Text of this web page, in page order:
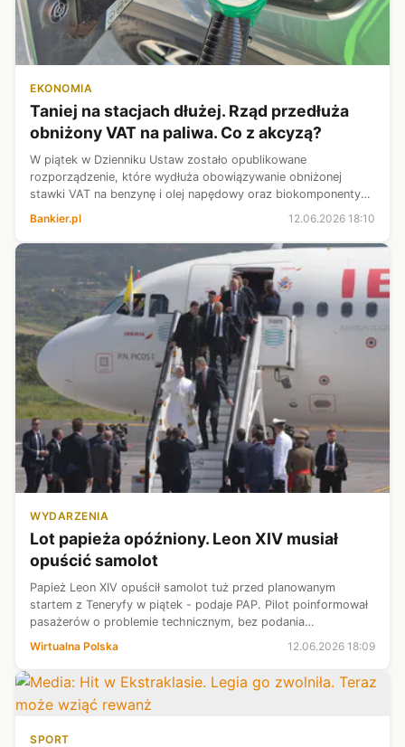
EKONOMIA
Taniej na stacjach dłużej. Rząd przedłuża
obniżony VAT na paliwa. Co z akcyzą?
W piątek w Dzienniku Ustaw zostało opublikowane
rozporządzenie, które wydłuża obowiązywanie obniżonej
stawki VAT na benzynę i olej napędowy oraz biokomponenty
do końca czerwca. Rozporządzenie wydłuża także stosowanie
ceny maksymalnej na stacjach.
Bankier.pl 12.06.2026 18:10
WYDARZENIA
Lot papieża opóźniony. Leon XIV musiał
opuścić samolot
Papież Leon XIV opuścił samolot tuż przed planowanym
startem z Teneryfy w piątek - podaje PAP. Pilot poinformował
pasażerów o problemie technicznym, bez podania
Wirtualna Polska 12.06.2026 18:09
SPORT